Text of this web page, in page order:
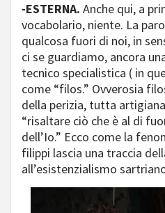
-ESTERNA. Anche qui, a
vocabolario, niente. La
qualcosa fuori di noi, in
ci se guardiamo, ancora
tecnico specialistica ( in
come “filos.” Ovverosia
della perizia, tutta
“risaltare ciò che è al di
dell’Io.” Ecco come la
filippi lascia una traccia
all’esistenzialismo